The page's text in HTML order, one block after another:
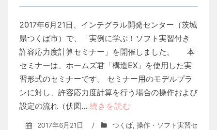
2017年6月21日、インテグラル開発センター（茨城
県つくば市）で、「実例に学ぶ！ソフト実習付き
許容応力度計算セミナー」を開催しました。 本
セミナーは、ホームズ君「構造EX」を使用した実
習形式のセミナーです。 セミナー用のモデルプラ
ンに対し、許容応力度計算を行う場合の操作および
設定の流れ（伏図... 続きを読む
2017年6月21日 / つくば, 操作・ソフト実習セ